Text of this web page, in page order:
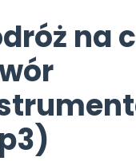
czerwca 2024 r. uzyskała
Online.
Bliżej Pieska
Pomoc zwierzętom
Książka (dla)
Promowanie czytelnictwa
TikTok
Zobacz nas na TikToku
YouTube
Filmy edukacyjne
na